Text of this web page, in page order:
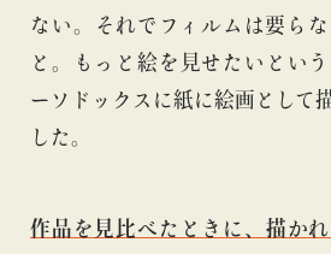
ない。それでフィルムは要ら
と。もっと絵を見せたいとい
ーソドックスに紙に絵画として
した。
作品を見比べたときに、描か